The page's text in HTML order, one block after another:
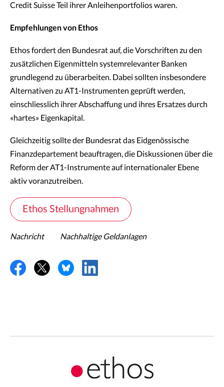
Credit Suisse Teil ihrer Anleihenportfolios waren.
Empfehlungen von Ethos
Ethos fordert den Bundesrat auf, die Vorschriften zu den
zusätzlichen Eigenmitteln systemrelevanter Banken
grundlegend zu überarbeiten. Dabei sollten insbesondere
Alternativen zu AT1-Instrumenten geprüft werden,
einschliesslich ihrer Abschaffung und ihres Ersatzes durch
«hartes» Eigenkapital.
Gleichzeitig sollte der Bundesrat das Eidgenössische
Finanzdepartement beauftragen, die Diskussionen über die
Reform der AT1-Instrumente auf internationaler Ebene
aktiv voranzutreiben.
Ethos Stellungnahmen
Nachricht Nachhaltige Geldanlagen